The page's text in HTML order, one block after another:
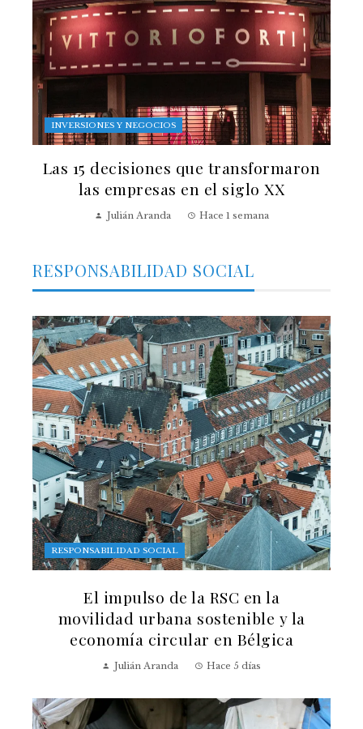
INVERSIONES Y NEGOCIOS
Las 15 decisiones que transformaron
las empresas en el siglo XX
Julián Aranda Hace 1 semana
RESPONSABILIDAD SOCIAL
RESPONSABILIDAD SOCIAL
El impulso de la RSC en la
movilidad urbana sostenible y la
economía circular en Bélgica
Julián Aranda Hace 5 días